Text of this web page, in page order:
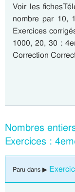
Voir les
nombre par 10,
Exercices
1000, 20, 30 :
Correction
Nombres
Exercices :
Paru dans ▶